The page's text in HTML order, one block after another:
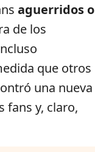
aguerridos o
de los
que otros
una nueva
fans y, claro,